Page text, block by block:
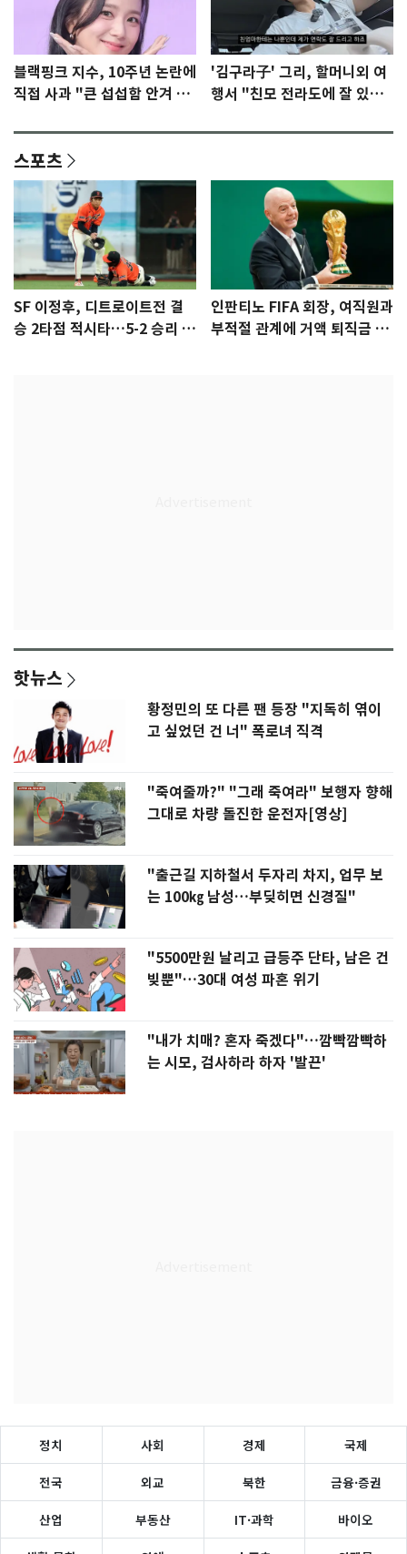
블랙핑크 지수, 10주년 논란에
직접 사과 "큰 섭섭함 안겨 미
'김구라子' 그리, 할머니외 여
행서 "친모 전라도에 잘 있
스포츠
SF 이정후, 디트로이트전 결
승 2타점 적시타…5-2 승리 견
인판티노 FIFA 회장, 여직원과
부적절 관계에 거액 퇴직금 지
핫뉴스
황정민의 또 다른 팬 등장 "지독히 엮이
고 싶었던 건 너" 폭로녀 직격
"죽여줄까?" "그래 죽여라" 보행자 향해
그대로 차량 돌진한 운전자[영상]
"출근길 지하철서 두자리 차지, 업무 보
는 100㎏ 남성…부딪히면 신경질"
"5500만원 날리고 급등주 단타, 남은 건
빚뿐"…30대 여성 파혼 위기
"내가 치매? 혼자 죽겠다"…깜빡깜빡하
는 시모, 검사하라 하자 '발끈'
정치 사회 경제 국제
전국 외교 북한 금융·증권
산업 부동산 IT·과학 바이오